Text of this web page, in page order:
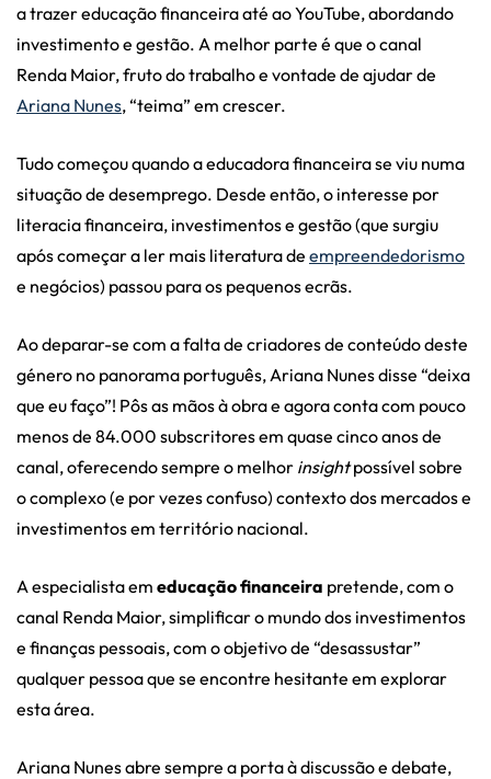
a trazer educação financeira até ao YouTube, abordando
investimento e gestão. A melhor parte é que o canal
Renda Maior, fruto do trabalho e vontade de ajudar de
Ariana Nunes, “teima” em crescer.
Tudo começou quando a educadora financeira se viu numa
situação de desemprego. Desde então, o interesse por
literacia financeira, investimentos e gestão (que surgiu
após começar a ler mais literatura de empreendedorismo
e negócios) passou para os pequenos ecrãs.
Ao deparar-se com a falta de criadores de conteúdo deste
género no panorama português, Ariana Nunes disse “deixa
que eu faço”! Pôs as mãos à obra e agora conta com pouco
menos de 84.000 subscritores em quase cinco anos de
canal, oferecendo sempre o melhor insightpossível sobre
o complexo (e por vezes confuso) contexto dos mercados e
investimentos em território nacional.
A especialista em educação financeira pretende, com o
canal Renda Maior, simplificar o mundo dos investimentos
e finanças pessoais, com o objetivo de “desassustar”
qualquer pessoa que se encontre hesitante em explorar
esta área.
Ariana Nunes abre sempre a porta à discussão e debate,